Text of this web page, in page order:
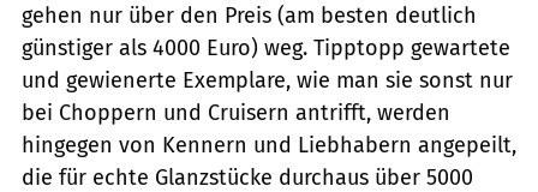
gehen nur über den Preis (am besten deutlich
günstiger als 4000 Euro) weg. Tipptopp gewartete
und gewienerte Exemplare, wie man sie sonst nur
bei Choppern und Cruisern antrifft, werden
hingegen von Kennern und Liebhabern angepeilt,
die für echte Glanzstücke durchaus über 5000